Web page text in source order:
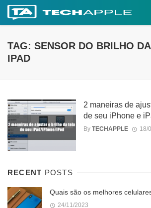
TAG: SENSOR DO BRILHO
IPAD
2 maneiras de
de seu iPhone e
By TECHAPPLE 18/
RECENT POSTS
Quais são os melhores
24/11/2023